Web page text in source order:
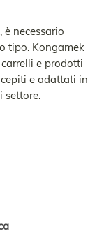
necessario
tipo. Kongamek
e prodotti
e adattati in
settore.